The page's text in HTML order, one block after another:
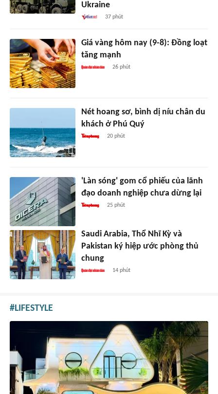
Ukraine
37 phút
Giá vàng hôm nay (9-8): Đồng loạt
tăng mạnh
26 phút
Nét hoang sơ, bình dị níu chân du
khách ở Phú Quý
20 phút
'Làn sóng' gom cổ phiếu của lãnh
đạo doanh nghiệp chưa dừng lại
25 phút
Saudi Arabia, Thổ Nhĩ Kỳ và
Pakistan ký hiệp ước phòng thủ
chung
14 phút
LIFESTYLE